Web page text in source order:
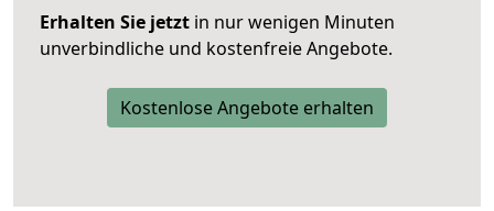
Erhalten Sie jetzt in nur wenigen Minuten
unverbindliche und kostenfreie Angebote.
Kostenlose Angebote erhalten